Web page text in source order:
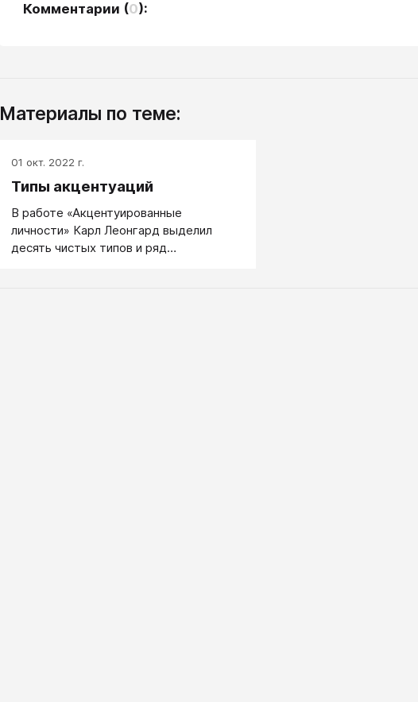
Комментарии (0):
Материалы по теме:
01 окт. 2022 г.
Типы акцентуаций
В работе «Акцентуированные
личности» Карл Леонгард выделил
десять чистых типов и ряд